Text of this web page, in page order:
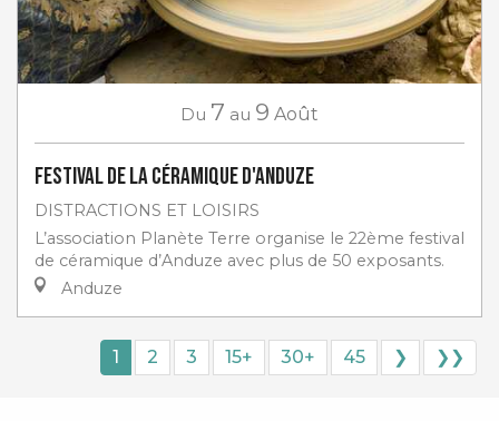
Du 7 au 9 Août
Festival de la céramique d'Anduze
DISTRACTIONS ET LOISIRS
L’association Planète Terre organise le 22ème festival
de céramique d’Anduze avec plus de 50 exposants.
Anduze
1 2 3 15+ 30+ 45 ❯ ❯❯